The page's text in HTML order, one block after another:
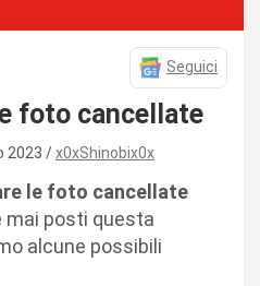
Seguici
foto cancellate
2023 x0xShinobix0x
le foto cancellate
mai posti questa
alcune possibili